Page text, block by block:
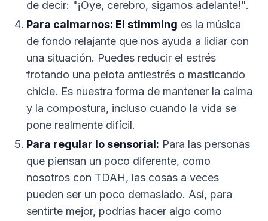
de decir: "¡Oye, cerebro, sigamos adelante!".
Para calmarnos: El stimming es la música
de fondo relajante que nos ayuda a lidiar con
una situación. Puedes reducir el estrés
frotando una pelota antiestrés o masticando
chicle. Es nuestra forma de mantener la calma
y la compostura, incluso cuando la vida se
pone realmente difícil.
Para regular lo sensorial: Para las personas
que piensan un poco diferente, como
nosotros con TDAH, las cosas a veces
pueden ser un poco demasiado. Así, para
sentirte mejor, podrías hacer algo como